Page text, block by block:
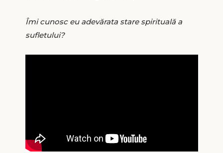
Îmi cunosc eu adevărata stare spirituală a
sufletului?